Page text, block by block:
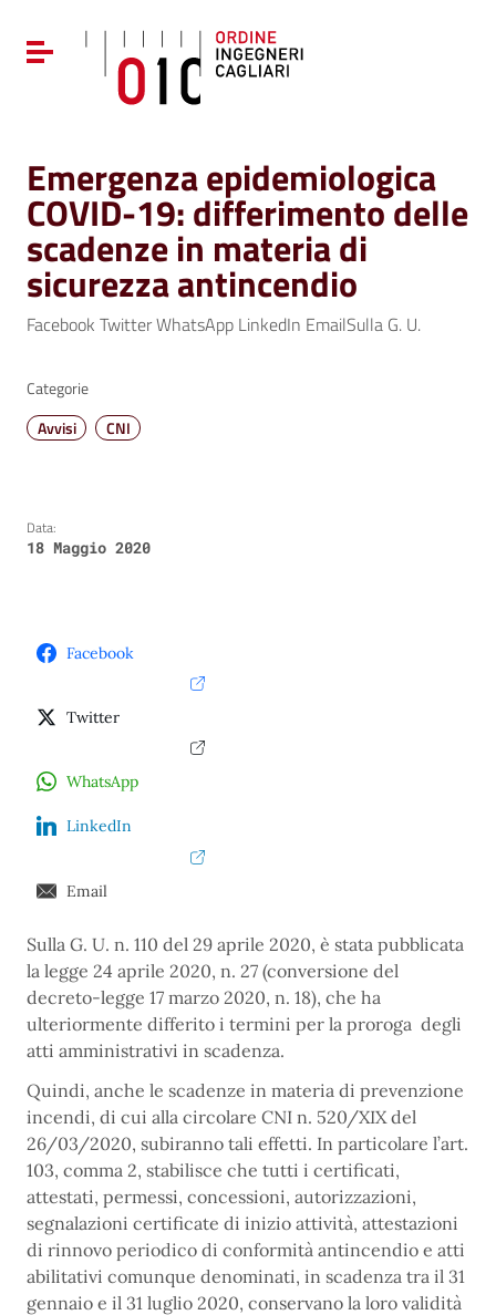
Vai al menu di navigazione
Vai al footer
Attiva / disattiva la navigazione
Emergenza epidemiologica
COVID-19: differimento delle
scadenze in materia di
sicurezza antincendio
Facebook Twitter WhatsApp LinkedIn EmailSulla G. U.
Categorie
Avvisi
CNI
Data:
18 Maggio 2020
Facebook
Twitter
WhatsApp
LinkedIn
Email
Sulla G. U. n. 110 del 29 aprile 2020, è stata pubblicata
la legge 24 aprile 2020, n. 27 (conversione del
decreto-legge 17 marzo 2020, n. 18), che ha
ulteriormente differito i termini per la proroga degli
atti amministrativi in scadenza.
Quindi, anche le scadenze in materia di prevenzione
incendi, di cui alla circolare CNI n. 520/XIX del
26/03/2020, subiranno tali effetti. In particolare l’art.
103, comma 2, stabilisce che tutti i certificati,
attestati, permessi, concessioni, autorizzazioni,
segnalazioni certificate di inizio attività, attestazioni
di rinnovo periodico di conformità antincendio e atti
abilitativi comunque denominati, in scadenza tra il 31
gennaio e il 31 luglio 2020, conservano la loro validità